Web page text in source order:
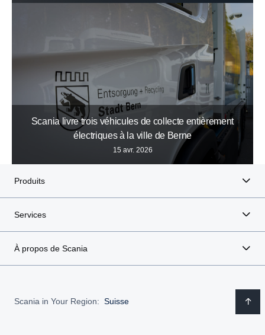
Scania livre trois véhicules de collecte entièrement
électriques à la ville de Berne
15 avr. 2026
Produits
Services
À propos de Scania
Scania in Your Region: Suisse